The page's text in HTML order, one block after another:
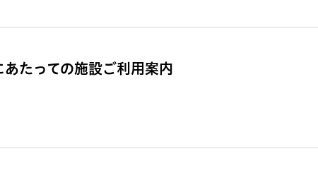
たっての施設ご利用案内